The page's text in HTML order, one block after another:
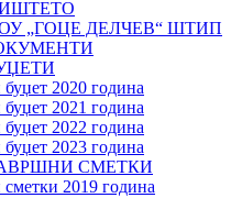
„ГОЦЕ ДЕЛЧЕВ“ ШТИП
2020 година
2021 година
2022 година
2023 година
СМЕТКИ
2019 година